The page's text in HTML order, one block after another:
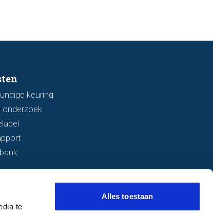
te
Alles toestaan
keuring
onderzoek